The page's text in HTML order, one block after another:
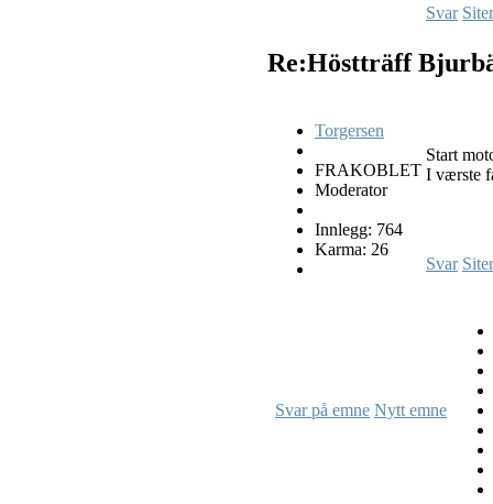
Svar Siter
Re:Höstträff
Torgersen
FRAKOBLET
Moderator
Innlegg: 764
Karma: 26
Start
I værste
Svar Siter
Svar på emne Nytt emne